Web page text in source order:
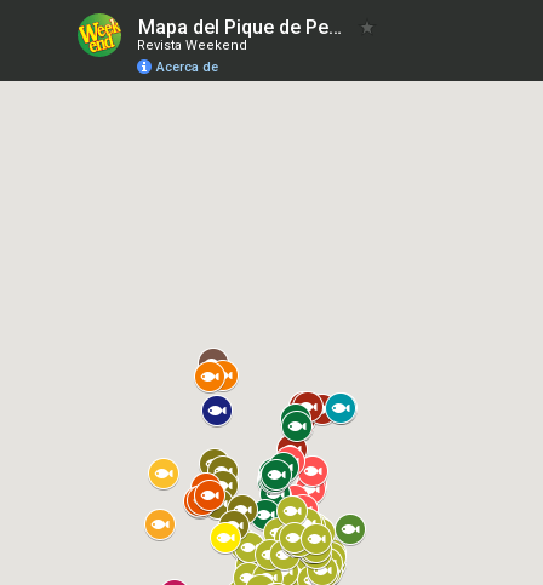
Mapa del Pique de Pesca 06-10-2023
Revista Weekend
Acerca de